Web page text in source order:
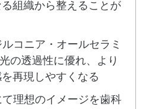
組織から整えることが
コニア・オールセラミ
の透過性に優れ、より
再現しやすくなる
理想のイメージを歯科